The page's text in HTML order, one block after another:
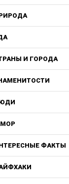
И ГОРОДА
ФАКТЫ